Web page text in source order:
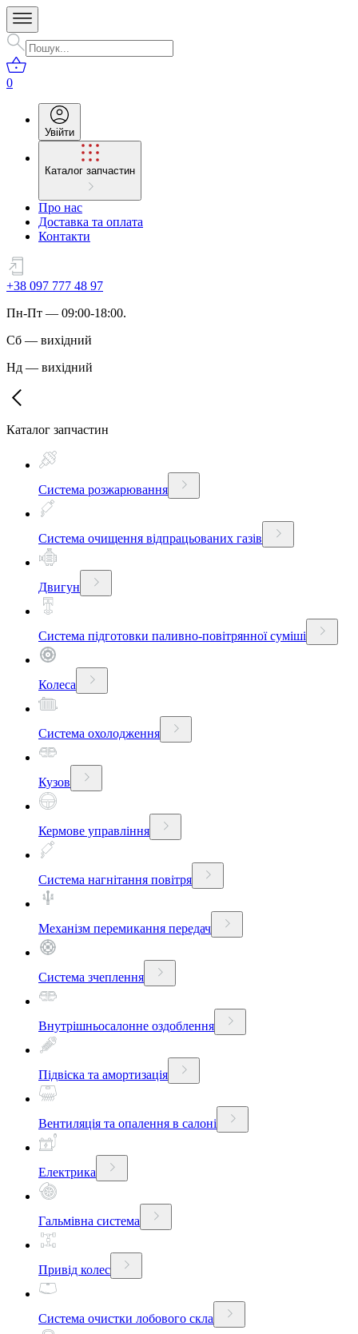
0
Увійти
Каталог запчастин
Про нас
Доставка та оплата
Контакти
+38 097 777 48 97
Пн-Пт — 09:00-18:00.
Сб — вихідний
Нд — вихідний
Каталог запчастин
Система розжарювання
Система очищення відпрацьованих газів
Двигун
Система підготовки паливно-повітрянної суміші
Колеса
Система охолодження
Кузов
Кермове управління
Система нагнітання повітря
Механізм перемикання передач
Система зчеплення
Внутрішньосалонне оздоблення
Підвіска та амортизація
Вентиляція та опалення в салоні
Електрика
Гальмівна система
Привід колес
Система очистки лобового скла